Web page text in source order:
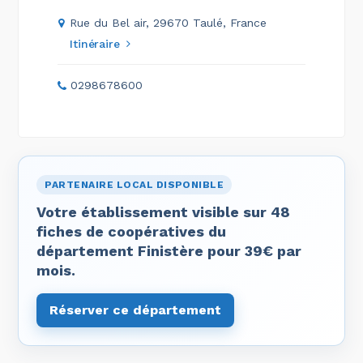
Rue du Bel air, 29670 Taulé, France
Itinéraire
0298678600
PARTENAIRE LOCAL DISPONIBLE
Votre établissement visible sur 48
fiches de coopératives du
département Finistère pour 39€ par
mois.
Réserver ce département